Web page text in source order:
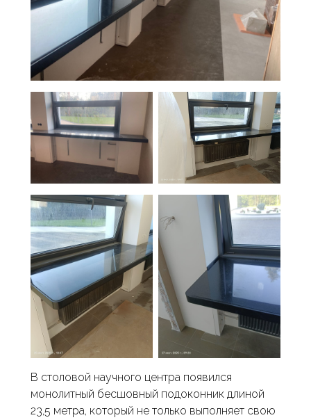
В столовой научного центра появился
монолитный бесшовный подоконник длиной
23,5 метра, который не только выполняет свою